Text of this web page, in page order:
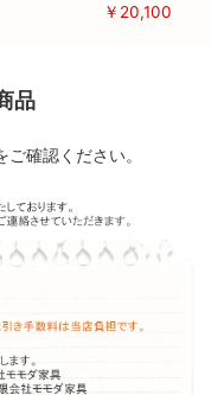
￥20,100
品
ご確認ください。